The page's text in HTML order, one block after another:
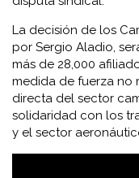
La decisión de los
por Sergio Aladio,
más de 28,000
medida de fuerza no
directa del sector
solidaridad con los
y el sector